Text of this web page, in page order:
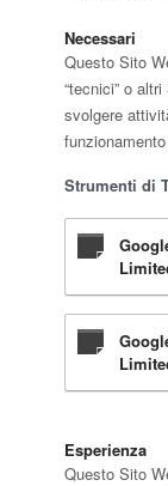
Necessari
Questo Sito
“tecnici” o
svolgere
Strumenti di
Esperienza
Questo Sito